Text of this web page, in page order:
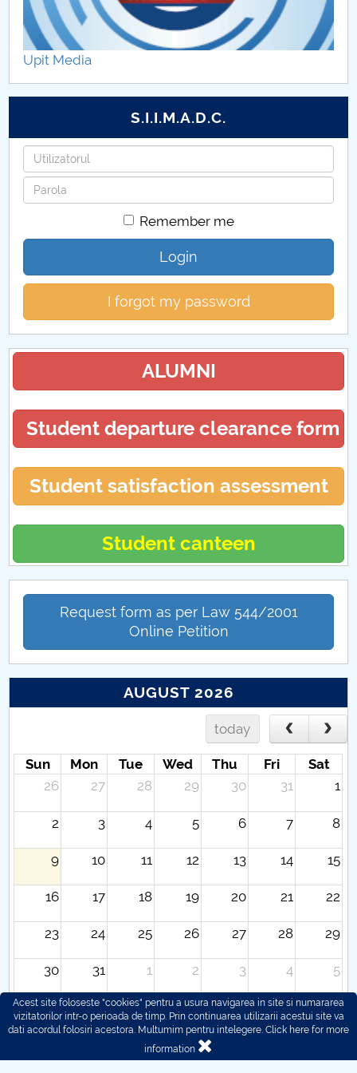
Contracte cercetare
Reviste
Conferinte Organizate de FECC
Upit Media
S.I.I.M.A.D.C.
Username
Password
Remember me
Login
I forgot my password
ALUMNI
Student departure clearance form
Student satisfaction assessment
Student canteen
Request form as per Law 544/2001
Online Petition
AUGUST 2026
today
Sun Mon Tue Wed Thu Fri
Sat
26
27 28 29 30 31 1
2 3 4 5 6 7 8
9 10 11 12 13 14 15
16 17 18 19 20 21 22
23 24 25 26 27 28 29
30 31 1 2 3 4 5
Acest site foloseste "cookies" pentru a usura navigarea in site si numararea
vizitatorilor intr-o perioada de timp. Prin continuarea utilizarii acestui site va
dati acordul folosiri acestora. Multumim pentru intelegere. Click here for more
information